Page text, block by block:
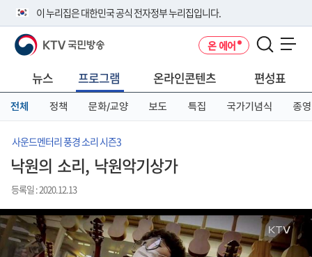
이 누리집은 대한민국 공식 전자정부 누리집입니다.
공식 누리집 주소 확인하기
니다.
이밖에 or.kr 또는 .kr등 다른 도메인 주소를 사용하고 있다면 아래 URL에
서 도메인 주소를 확인해 보세요
KTV 국민방송 온 에어
뉴스 프로그램 온라인콘텐츠 편성표
전체 정책 문화/교양 보도 특집 국가기념식 종영
사운드멘터리 풍경 소리 시즌3
낙원의 소리, 낙원악기상가
등록일 : 2020.12.13